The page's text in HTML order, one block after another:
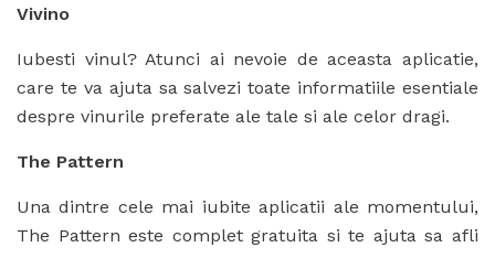
Vivino
Iubesti vinul? Atunci ai nevoie de aceasta aplicatie,
care te va ajuta sa salvezi toate informatiile esentiale
despre vinurile preferate ale tale si ale celor dragi.
The Pattern
Una dintre cele mai iubite aplicatii ale momentului,
The Pattern este complet gratuita si te ajuta sa afli